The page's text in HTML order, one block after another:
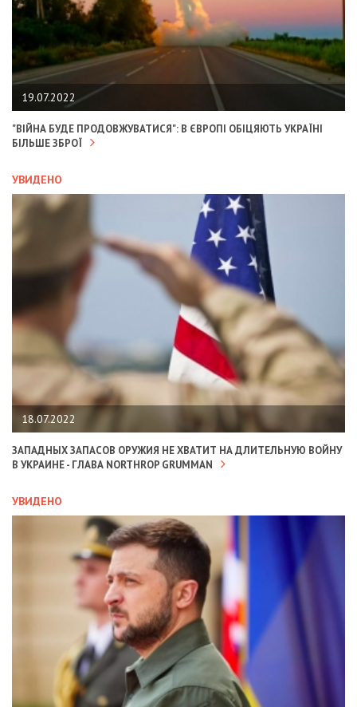
19.07.2022
"ВІЙНА БУДЕ ПРОДОВЖУВАТИСЯ": В ЄВРОПІ ОБІЦЯЮТЬ УКРАЇНІ
БІЛЬШЕ ЗБРОЇ
УВИДЕНО
18.07.2022
ЗАПАДНЫХ ЗАПАСОВ ОРУЖИЯ НЕ ХВАТИТ НА ДЛИТЕЛЬНУЮ ВОЙНУ
В УКРАИНЕ - ГЛАВА NORTHROP GRUMMAN
УВИДЕНО